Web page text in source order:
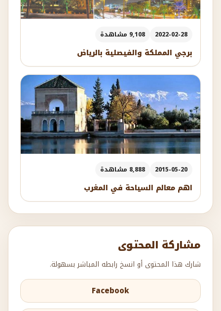
2022-02-28 9,108 مشاهدة
برجي المملكة والفيصلية بالرياض
2015-05-20 8,888 مشاهدة
اهم معالم السياحة في المغرب
مشاركة المحتوى
شارك هذا المحتوى أو انسخ رابطه المباشر بسهولة.
Facebook